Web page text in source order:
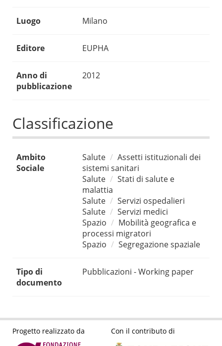
Luogo Milano
Editore EUPHA
Anno di
pubblicazione
2012
Classificazione
Ambito
Sociale
Salute
Assetti istituzionali dei
sistemi sanitari
Salute
Stati di salute e
malattia
Salute
Servizi ospedalieri
Salute
Servizi medici
Spazio
Mobilità geografica e
processi migratori
Spazio
Segregazione spaziale
Tipo di
documento
Pubblicazioni - Working paper
Progetto realizzato da Con il contributo di